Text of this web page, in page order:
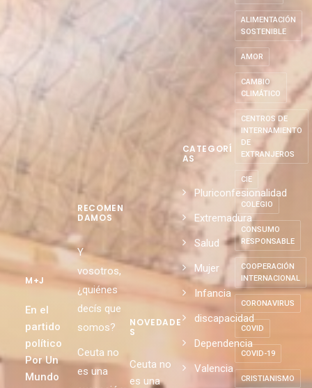
M+J
En el
partido
político
Por Un
Mundo
RECOMEN
DAMOS
Y
vosotros,
¿quiénes
decís que
somos?
Ceuta no
es una
NOVEDADE
S
Ceuta no
es una
CATEGORÍ
AS
Pluriconfesionalidad
Extremadura
Salud
Mujer
Infancia
discapacidad
Dependencia
Valencia
ALIMENTACIÓN
SOSTENIBLE
AMOR
CAMBIO
CLIMÁTICO
CENTROS DE
INTERNAMIENTO
DE
EXTRANJEROS
CIE
COLEGIO
CONSUMO
RESPONSABLE
COOPERACIÓN
INTERNACIONAL
CORONAVIRUS
COVID
COVID-19
CRISTIANISMO